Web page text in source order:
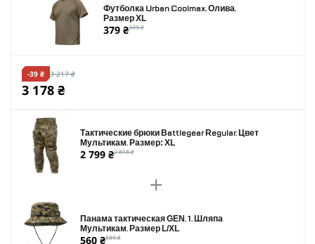
Футболка Urban Coolmax. Олива.
Размер XL
379 ₴399 ₴
-39 ₴ 3 217 ₴
3 178 ₴
Тактические брюки Battlegear Regular. Цвет
Мультикам. Размер: XL
2 799 ₴2 818 ₴
Панама тактическая GEN. 1. Шляпа
Мультикам. Размер L/XL
560 ₴589 ₴